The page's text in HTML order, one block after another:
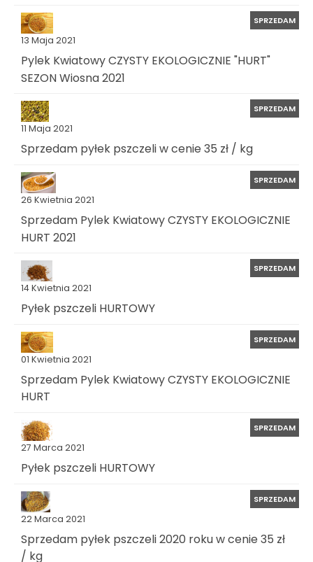
13 Maja 2021
SPRZEDAM
Pylek Kwiatowy CZYSTY EKOLOGICZNIE "HURT"
SEZON Wiosna 2021
11 Maja 2021
SPRZEDAM
Sprzedam pyłek pszczeli w cenie 35 zł / kg
26 Kwietnia 2021
SPRZEDAM
Sprzedam Pylek Kwiatowy CZYSTY EKOLOGICZNIE
HURT 2021
14 Kwietnia 2021
SPRZEDAM
Pyłek pszczeli HURTOWY
01 Kwietnia 2021
SPRZEDAM
Sprzedam Pylek Kwiatowy CZYSTY EKOLOGICZNIE
HURT
27 Marca 2021
SPRZEDAM
Pyłek pszczeli HURTOWY
22 Marca 2021
SPRZEDAM
Sprzedam pyłek pszczeli 2020 roku w cenie 35 zł
/ kg